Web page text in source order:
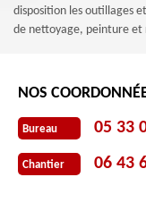
disposition les outillages
de nettoyage, peinture et
NOS
Bureau 05 33
Chantier 06 43